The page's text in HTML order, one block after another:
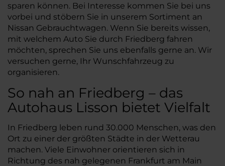
sparen können. Bei Interesse kommen Sie bei uns
vorbei und stöbern Sie in unserem Sortiment an
Nissan Gebrauchtwagen. Wenn Sie bereits wissen,
mit welchem Auto Sie durch Friedberg fahren
möchten, sprechen Sie uns ebenfalls gerne an. Wir
versuchen gerne, Ihr Wunschfahrzeug zu
organisieren.
So nah an Friedberg – das
Autohaus Lisson bietet Vielfalt
In Friedberg leben rund 30.000 Menschen, was den
Ort zu einer der größten Städte in der Wetterau
machen. Viele Einwohner orientieren sich in
Richtung des nah gelegenen Frankfurt am Main